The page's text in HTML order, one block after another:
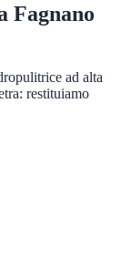
Fagnano
ad alta
restituiamo